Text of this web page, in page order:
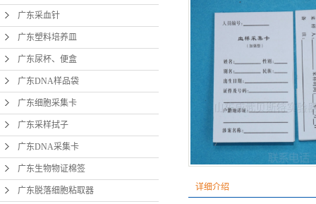
广东
广东
广东
广东
广东
广东
宫颈
广东采血针
广东塑料培养皿
广东尿杯、便盒
广东DNA样品袋
广东细胞采集卡
广东采样拭子
广东DNA采集卡
广东生物物证棉签
广东脱落细胞粘取器 详细介绍